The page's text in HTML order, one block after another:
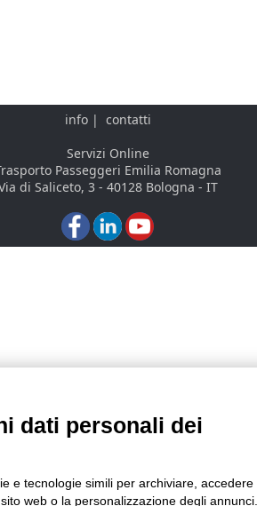
info| contatti
Servizi Online
Passeggeri Emilia Romagna
di Saliceto, 3 - 40128 Bologna - IT
dati personali dei
e tecnologie simili per archiviare, accedere
web o la personalizzazione degli annunci.